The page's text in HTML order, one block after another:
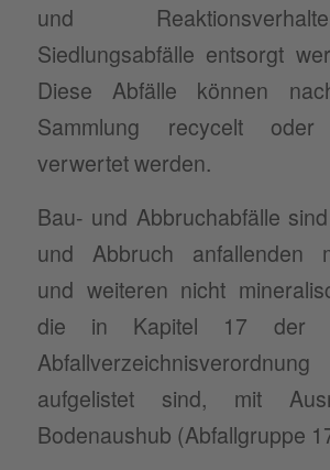
und
Siedlungsabfälle entsorgt
Diese Abfälle können
Sammlung recycelt oder
verwertet werden.
Bau- und Abbruchabfälle
und Abbruch anfallenden
und weiteren nicht
die in Kapitel 17 der
aufgelistet sind, mit
Bodenaushub (Abfallgruppe